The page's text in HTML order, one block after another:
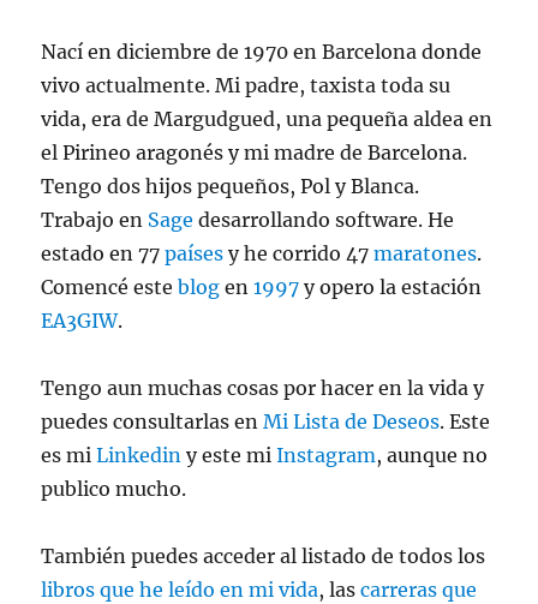
Nací en diciembre de 1970 en Barcelona donde
vivo actualmente. Mi padre, taxista toda su
vida, era de Margudgued, una pequeña aldea en
el Pirineo aragonés y mi madre de Barcelona.
Tengo dos hijos pequeños, Pol y Blanca.
Trabajo en Sage desarrollando software. He
estado en 77países y he corrido 47maratones.
Comencé esteblog en1997 y opero la estación
EA3GIW.
Tengo aun muchas cosas por hacer en la vida y
puedes consultarlas enMi Lista de Deseos. Este
es miLinkedin y este miInstagram, aunque no
publico mucho.
También puedes acceder al listado de todos los
libros que he leído en mi vida, lascarreras que